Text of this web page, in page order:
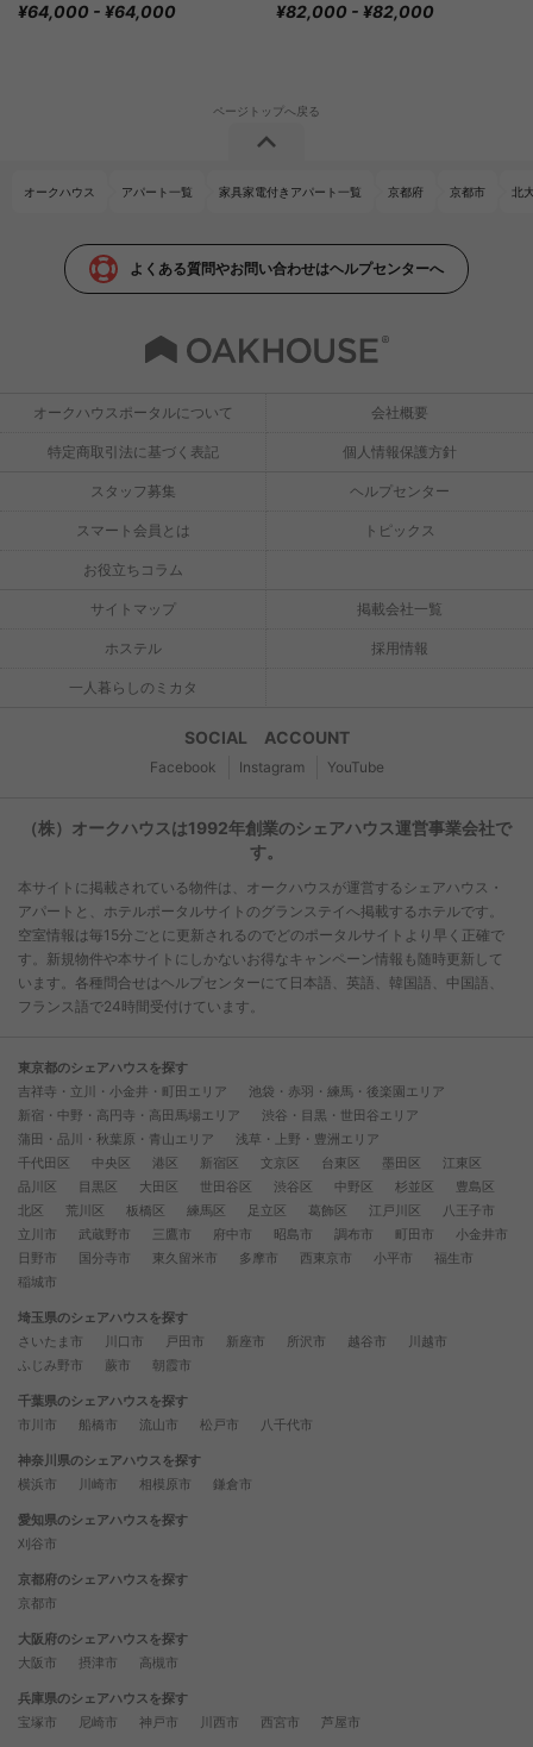
¥64,000 - ¥64,000 ¥82,000 - ¥82,000
オークハウス アパート一覧 家具家電付きアパート一覧 京都府 京都市 北
よくある質問やお問い合わせはヘルプセンターへ
オークハウスポータルについて 会社概要
特定商取引法に基づく表記 個人情報保護方針
スタッフ募集 ヘルプセンター
スマート会員とは トピックス
お役立ちコラム
サイトマップ 掲載会社一覧
ホステル 採用情報
一人暮らしのミカタ
SOCIAL ACCOUNT
Facebook Instagram YouTube
（株）オークハウスは1992年創業のシェアハウス運営事業会社で
す。
本サイトに掲載されている物件は、オークハウスが運営するシェアハウス・
アパートと、ホテルポータルサイトのグランステイへ掲載するホテルです。
空室情報は毎15分ごとに更新されるのでどのポータルサイトより早く正確で
す。新規物件や本サイトにしかないお得なキャンペーン情報も随時更新して
います。各種問合せはヘルプセンターにて日本語、英語、韓国語、中国語、
フランス語で24時間受付けています。
東京都のシェアハウスを探す
吉祥寺・立川・小金井・町田エリア
池袋・赤羽・練馬・後楽園エリア
新宿・中野・高円寺・高田馬場エリア
渋谷・目黒・世田谷エリア
蒲田・品川・秋葉原・青山エリア
浅草・上野・豊洲エリア
千代田区
中央区 港区 新宿区 文京区 台東区 墨田区
江東区
品川区
目黒区 大田区 世田谷区 渋谷区 中野区 杉並区
豊島区
北区
荒川区 板橋区 練馬区 足立区 葛飾区 江戸川区
八王子市
立川市
武蔵野市 三鷹市 府中市 昭島市 調布市 町田市
小金井市
日野市
国分寺市 東久留米市 多摩市 西東京市 小平市
福生市
稲城市
埼玉県のシェアハウスを探す
さいたま市
川口市 戸田市 新座市 所沢市 越谷市
川越市
ふじみ野市
蕨市 朝霞市
千葉県のシェアハウスを探す
市川市
船橋市 流山市 松戸市 八千代市
神奈川県のシェアハウスを探す
横浜市
川崎市 相模原市 鎌倉市
愛知県のシェアハウスを探す
刈谷市
京都府のシェアハウスを探す
京都市
大阪府のシェアハウスを探す
大阪市
摂津市 高槻市
兵庫県のシェアハウスを探す
宝塚市
尼崎市 神戸市 川西市 西宮市 芦屋市